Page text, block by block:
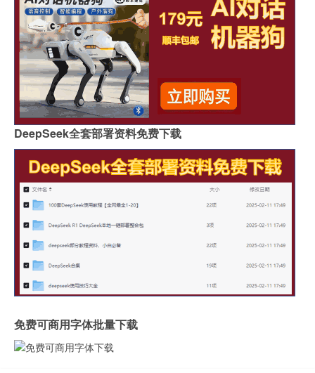
DeepSeek全套部署资料免费下载
免费可商用字体批量下载